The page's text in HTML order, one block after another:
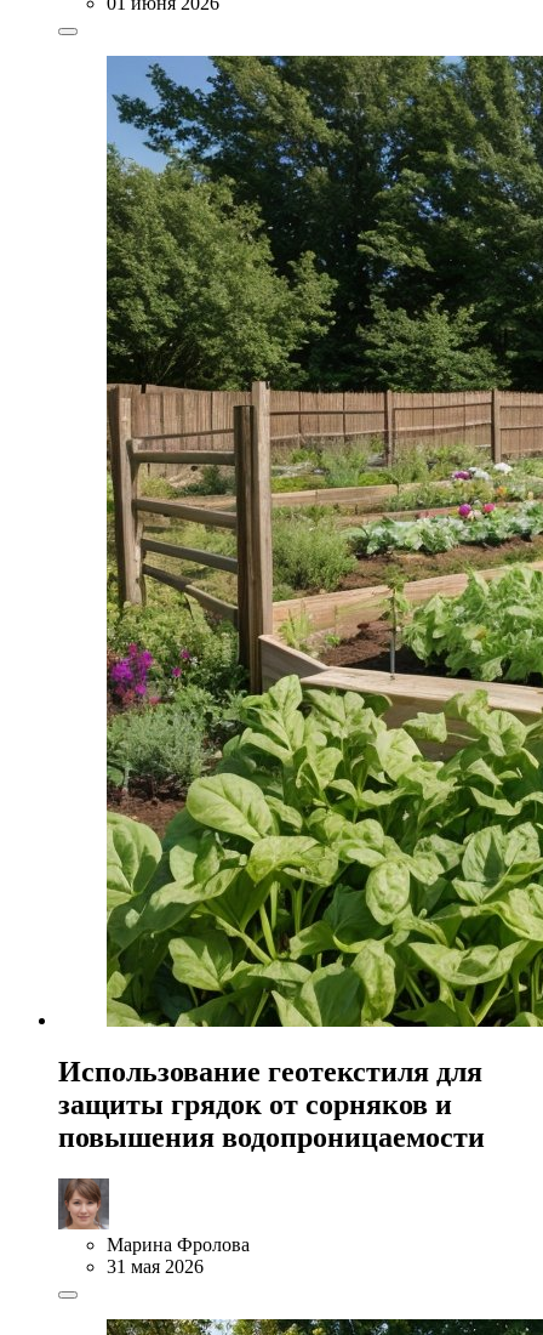
Использование геотекстиля для
защиты грядок от сорняков и
повышения водопроницаемости
Марина Фролова
31 мая 2026